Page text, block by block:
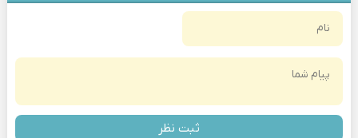
ثبت نظر